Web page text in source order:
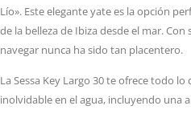
Lío». Este elegante yate es la opción
de la belleza de Ibiza desde el mar.
navegar nunca ha sido tan placentero.
La Sessa Key Largo 30 te ofrece todo
inolvidable en el agua, incluyendo una